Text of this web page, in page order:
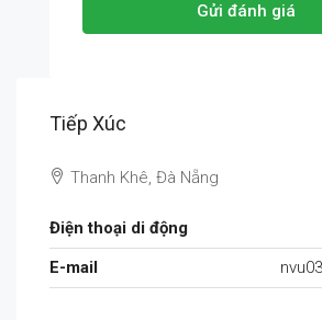
Gửi đánh giá
Tiếp Xúc
Thanh Khê, Đà Nẵng
Điện thoại di động
E-mail